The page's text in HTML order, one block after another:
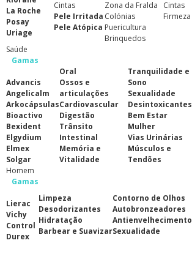
La Roche
Posay
Uriage
Cintas
Pele Irritada
Pele Atópica
Zona da Fralda
Colónias
Puericultura
Brinquedos
Cintas
Firmeza
Saúde
Gamas
Advancis
Angelicalm
Arkocápsulas
Bioactivo
Bexident
Elgydium
Elmex
Solgar
Oral
Ossos e
articulações
Cardiovascular
Digestão
Trânsito
Intestinal
Memória e
Vitalidade
Tranquilidade e
Sono
Sexualidade
Desintoxicantes
Bem Estar
Mulher
Vias Urinárias
Músculos e
Tendões
Homem
Gamas
Lierac
Vichy
Control
Durex
Limpeza
Desodorizantes
Hidratação
Barbear e Suavizar
Contorno de Olhos
Autobronzeadores
Antienvelhecimento
Sexualidade